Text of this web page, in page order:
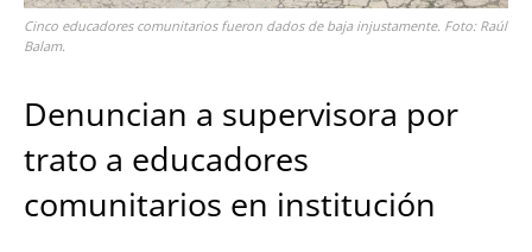
Cinco educadores comunitarios fueron dados de baja injustamente. Foto: Raúl
Balam.
Denuncian a supervisora por
trato a educadores
comunitarios en institución